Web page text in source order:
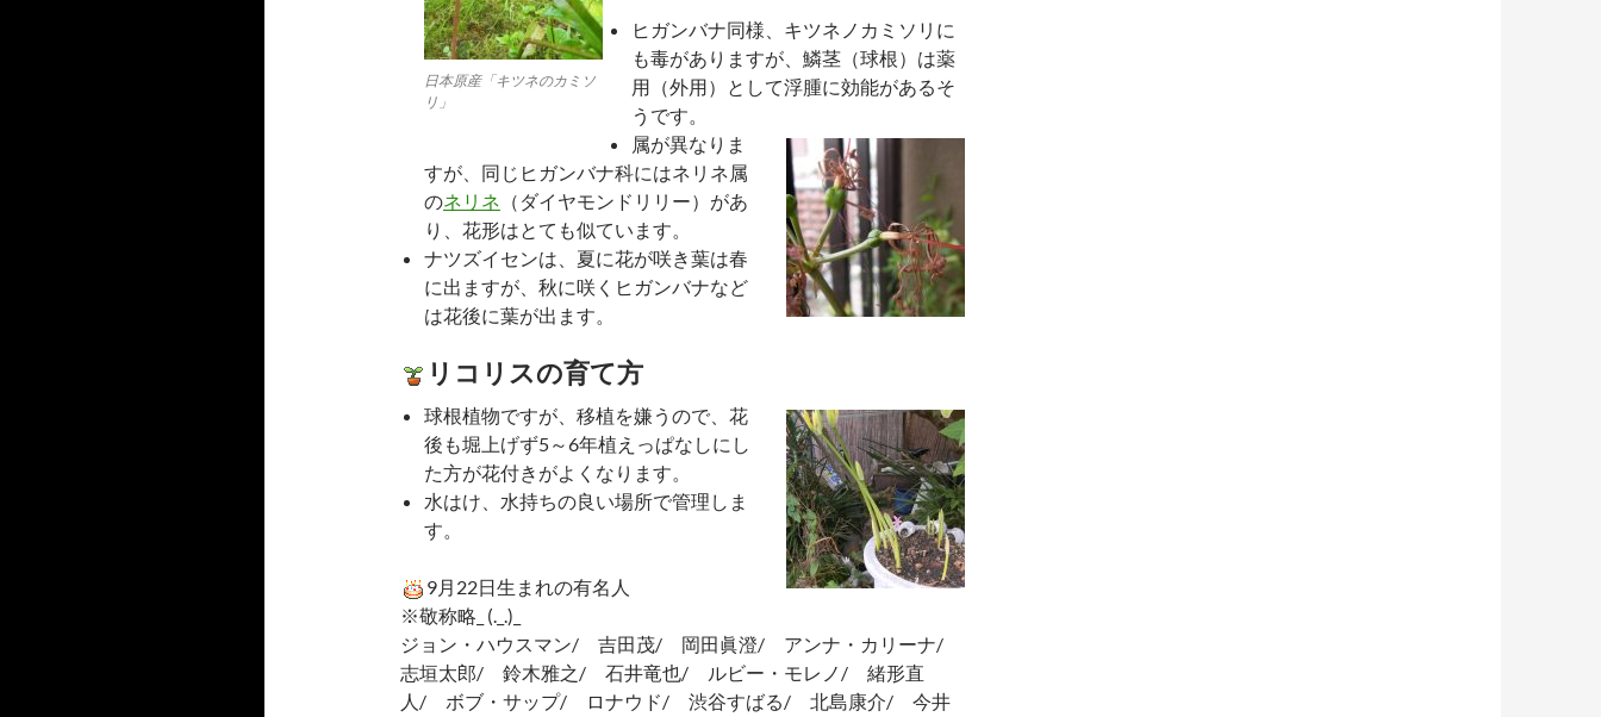
日本原産「キツネのカミソ
リ」
ヒガンバナ同様、キツネノカミソリに
も毒がありますが、鱗茎（球根）は薬
用（外用）として浮腫に効能があるそ
うです。
属が異なりま
すが、同じヒガンバナ科にはネリネ属
のネリネ （ダイヤモンドリリー）があ
り、花形はとても似ています。
ナツズイセンは、夏に花が咲き葉は春
に出ますが、秋に咲くヒガンバナなど
は花後に葉が出ます。
リコリスの育て方
球根植物ですが、移植を嫌うので、花
後も堀上げず5～6年植えっぱなしにし
た方が花付きがよくなります。
水はけ、水持ちの良い場所で管理しま
す。
9月22日生まれの有名人
※敬称略_ (._.)_
ジョン・ハウスマン/ 吉田茂/ 岡田眞澄/ アンナ・カリーナ/
志垣太郎/ 鈴木雅之/ 石井竜也/ ルビー・モレノ/ 緒形直
人/ ボブ・サップ/ ロナウド/ 渋谷すばる/ 北島康介/ 今井